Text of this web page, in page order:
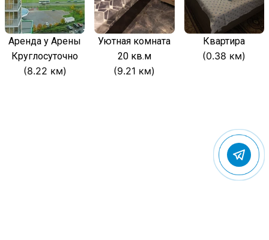
Аренда у Арены
Круглосуточно
(8.22 км)
Уютная комната
20 кв.м
(9.21 км)
Квартира
(0.38 км)